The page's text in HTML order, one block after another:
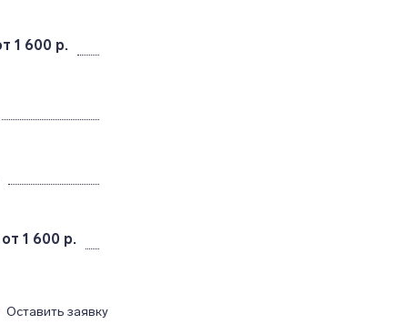
1 600 р.
от 1 600 р.
Оставить заявку